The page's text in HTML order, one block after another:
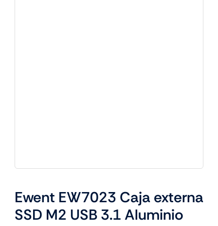
Ewent EW7023 Caja externa
SSD M2 USB 3.1 Aluminio